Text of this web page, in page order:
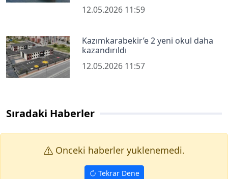
12.05.2026 11:59
Kazımkarabekir’e 2 yeni okul daha
kazandırıldı
12.05.2026 11:57
Sıradaki Haberler
Onceki haberler yuklenemedi.
Tekrar Dene